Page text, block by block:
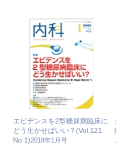
エビデンスを2型糖尿病臨床に
どう生かせばいい？(Vol.121
No.1)2018年1月号